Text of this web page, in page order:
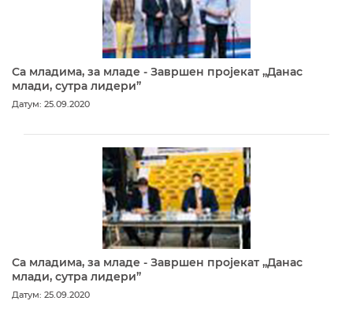
Са младима, за младе - Завршен пројекат „Данас
млади, сутра лидери”
Датум: 25.09.2020
Са младима, за младе - Завршен пројекат „Данас
млади, сутра лидери”
Датум: 25.09.2020